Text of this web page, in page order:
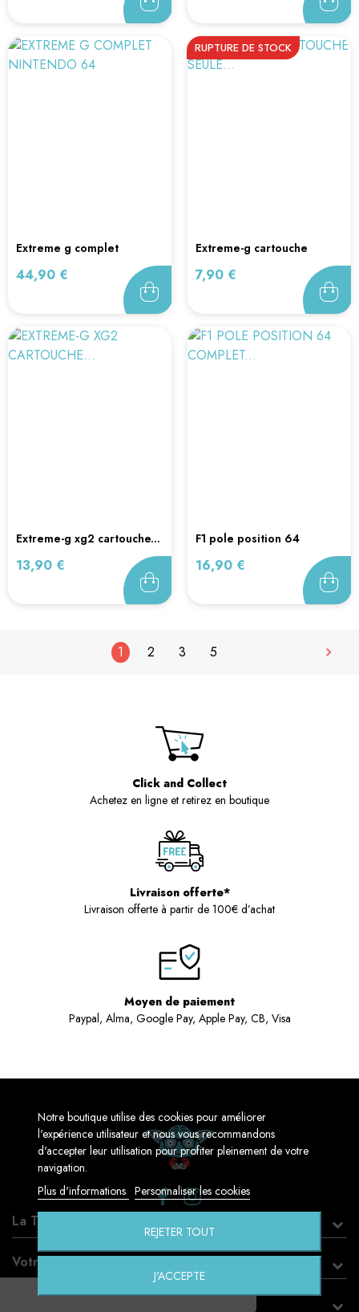
extreme g complet
Prix
44,90 €
extreme-g cartouche
Prix
7,90 €
RUPTURE DE STOCK
extreme-g xg2 cartouche...
Prix
13,90 €
f1 pole position 64
Prix
16,90 €
1 2 3 5 
Click and Collect
Achetez en ligne et retirez en boutique
Livraison offerte*
Livraison offerte à partir de 100€ d’achat
Moyen de paiement
Paypal, Alma, Google Pay, Apple Pay, CB, Visa
La Touche Geek
Votre compte
Notre boutique utilise des cookies pour améliorer
l'expérience utilisateur et nous vous recommandons
d'accepter leur utilisation pour profiter pleinement de votre
navigation.
Plus d'informations Personnaliser les cookies
REJETER TOUT
J'ACCEPTE